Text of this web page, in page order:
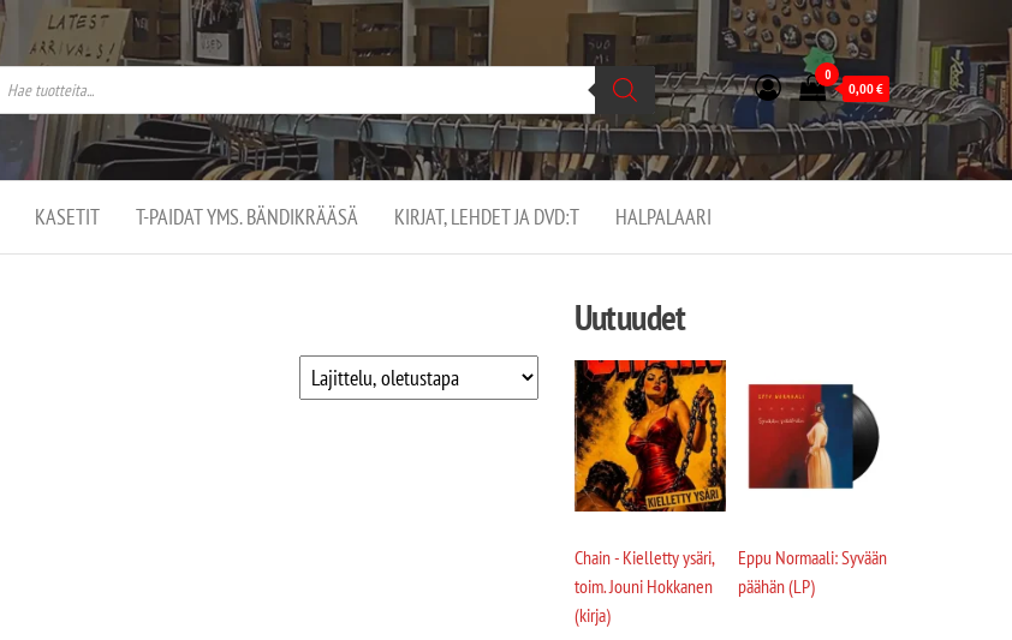
0
0,00€
KASETIT T-PAIDAT YMS. BÄNDIKRÄÄSÄ KIRJAT, LEHDET JA DVD:T HALPALAARI
Uutuudet
Chain - Kielletty ysäri,
toim. Jouni Hokkanen
(kirja)
Eppu Normaali: Syvään
päähän (LP)